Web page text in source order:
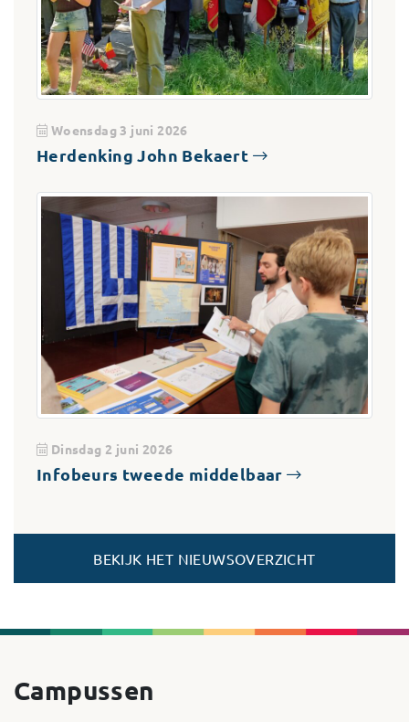
Woensdag 3 juni 2026
Herdenking John Bekaert
Dinsdag 2 juni 2026
Infobeurs tweede middelbaar
BEKIJK HET NIEUWSOVERZICHT
Campussen